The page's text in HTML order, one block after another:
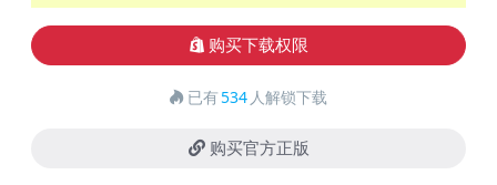
购买下载权限
已有534 人解锁下载
购买官方正版